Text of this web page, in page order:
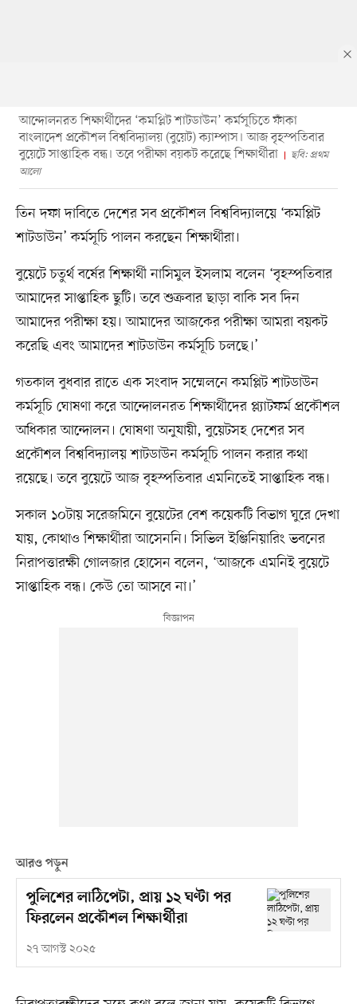
আন্দোলনরত শিক্ষার্থীদের ‘কমপ্লিট শাটডাউন’ কর্মসূচিতে ফাঁকা
বাংলাদেশ প্রকৌশল বিশ্ববিদ্যালয় (বুয়েট) ক্যাম্পাস। আজ বৃহস্পতিবার
বুয়েটে সাপ্তাহিক বন্ধ। তবে পরীক্ষা বয়কট করেছে শিক্ষার্থীরা
ছবি: প্রথম
আলো
তিন দফা দাবিতে দেশের সব প্রকৌশল বিশ্ববিদ্যালয়ে ‘কমপ্লিট
শাটডাউন’ কর্মসূচি পালন করছেন শিক্ষার্থীরা।
বুয়েটে চতুর্থ বর্ষের শিক্ষার্থী নাসিমুল ইসলাম বলেন ‘বৃহস্পতিবার
আমাদের সাপ্তাহিক ছুটি। তবে শুক্রবার ছাড়া বাকি সব দিন
আমাদের পরীক্ষা হয়। আমাদের আজকের পরীক্ষা আমরা বয়কট
করেছি এবং আমাদের শাটডাউন কর্মসূচি চলছে।’
গতকাল বুধবার রাতে এক সংবাদ সম্মেলনে কমপ্লিট শাটডাউন
কর্মসূচি ঘোষণা করে আন্দোলনরত শিক্ষার্থীদের প্ল্যাটফর্ম প্রকৌশল
অধিকার আন্দোলন। ঘোষণা অনুযায়ী, বুয়েটসহ দেশের সব
প্রকৌশল বিশ্ববিদ্যালয় শাটডাউন কর্মসূচি পালন করার কথা
রয়েছে। তবে বুয়েটে আজ বৃহস্পতিবার এমনিতেই সাপ্তাহিক বন্ধ।
সকাল ১০টায় সরেজমিনে বুয়েটের বেশ কয়েকটি বিভাগ ঘুরে দেখা
যায়, কোথাও শিক্ষার্থীরা আসেননি। সিভিল ইঞ্জিনিয়ারিং ভবনের
নিরাপত্তারক্ষী গোলজার হোসেন বলেন, ‘আজকে এমনিই বুয়েটে
সাপ্তাহিক বন্ধ। কেউ তো আসবে না।’
আরও পড়ুন
পুলিশের লাঠিপেটা, প্রায় ১২ ঘণ্টা পর
ফিরলেন প্রকৌশল শিক্ষার্থীরা
২৭ আগস্ট ২০২৫